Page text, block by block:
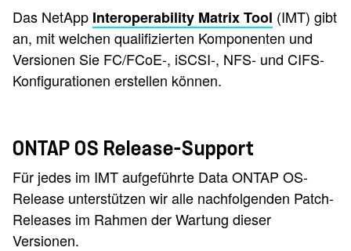
Das NetApp Interoperability Matrix Tool (IMT) gibt
an, mit welchen qualifizierten Komponenten und
Versionen Sie FC/FCoE-, iSCSI-, NFS- und CIFS-
Konfigurationen erstellen können.
ONTAP OS Release-Support
Für jedes im IMT aufgeführte Data ONTAP OS-
Release unterstützen wir alle nachfolgenden Patch-
Releases im Rahmen der Wartung dieser
Versionen.